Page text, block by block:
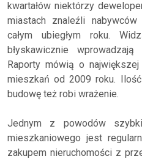
kwartałów niektórzy
miastach znaleźli
całym ubiegłym roku.
błyskawicznie
Raporty mówią o
mieszkań od 2009 roku.
budowę też robi wrażenie.
Jednym z powodów
mieszkaniowego jest
zakupem nieruchomości z